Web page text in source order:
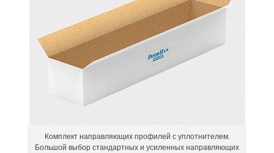
Комплект направляющих профилей с уплотнителем.
Большой выбор стандартных и усиленных направляющих